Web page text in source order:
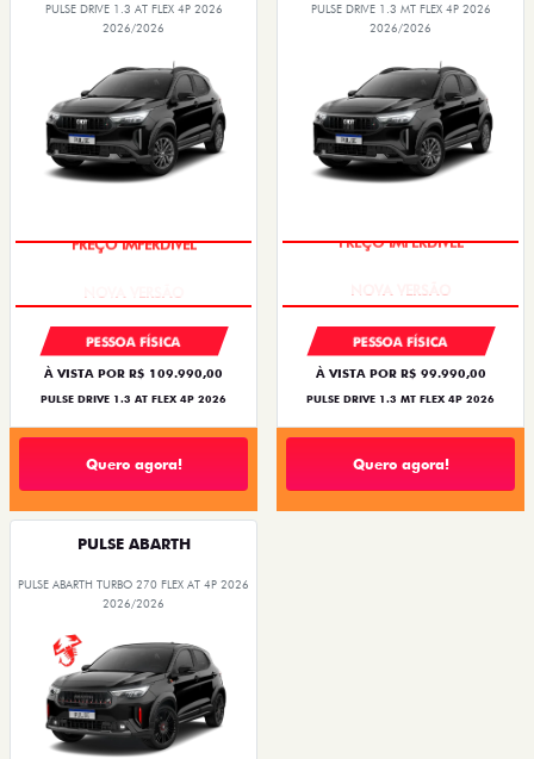
PULSE DRIVE 1.3 AT FLEX 4P 2026
2026/2026
PREÇO IMPERDÍVEL
PESSOA FÍSICA
À VISTA POR R$ 109.990,00
PULSE DRIVE 1.3 AT FLEX 4P 2026
Quero agora!
PULSE DRIVE 1.3 MT FLEX 4P 2026
2026/2026
PREÇO IMPERDÍVEL
PESSOA FÍSICA
À VISTA POR R$ 99.990,00
PULSE DRIVE 1.3 MT FLEX 4P 2026
Quero agora!
PULSE ABARTH
PULSE ABARTH TURBO 270 FLEX AT 4P 2026
2026/2026